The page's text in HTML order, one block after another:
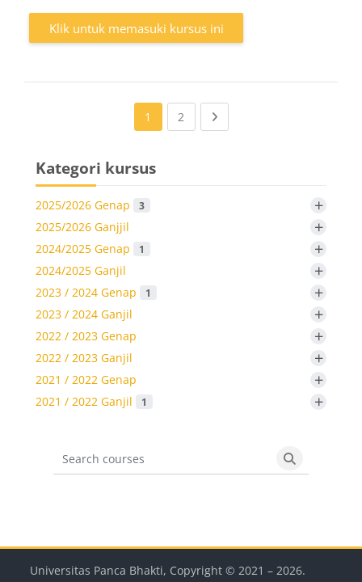
Klik untuk memasuki kursus ini
1 2 (current)Next page
Kategori kursus
2025/2026 Genap 3 +
2025/2026 Ganjjil +
2024/2025 Genap 1 +
2024/2025 Ganjil +
2023 / 2024 Genap 1 +
2023 / 2024 Ganjil +
2022 / 2023 Genap +
2022 / 2023 Ganjil +
2021 / 2022 Genap +
2021 / 2022 Ganjil 1 +
Search courses
Search
Blok
Blok
Blok
Blok
Universitas Panca Bhakti, Copyright © 2021 –2026.